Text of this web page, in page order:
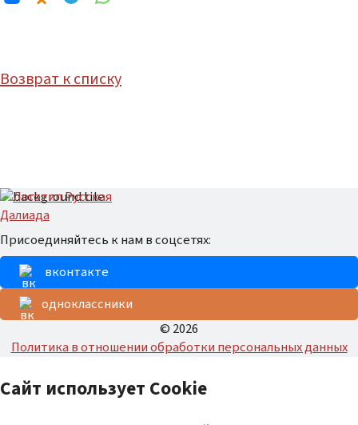
Возврат к списку
Присоединяйтесь к нам в соцсетях:
вконтакте
одноклассники
© 2026
Политика в отношении обработки персональных данных
Сайт использует Cookie